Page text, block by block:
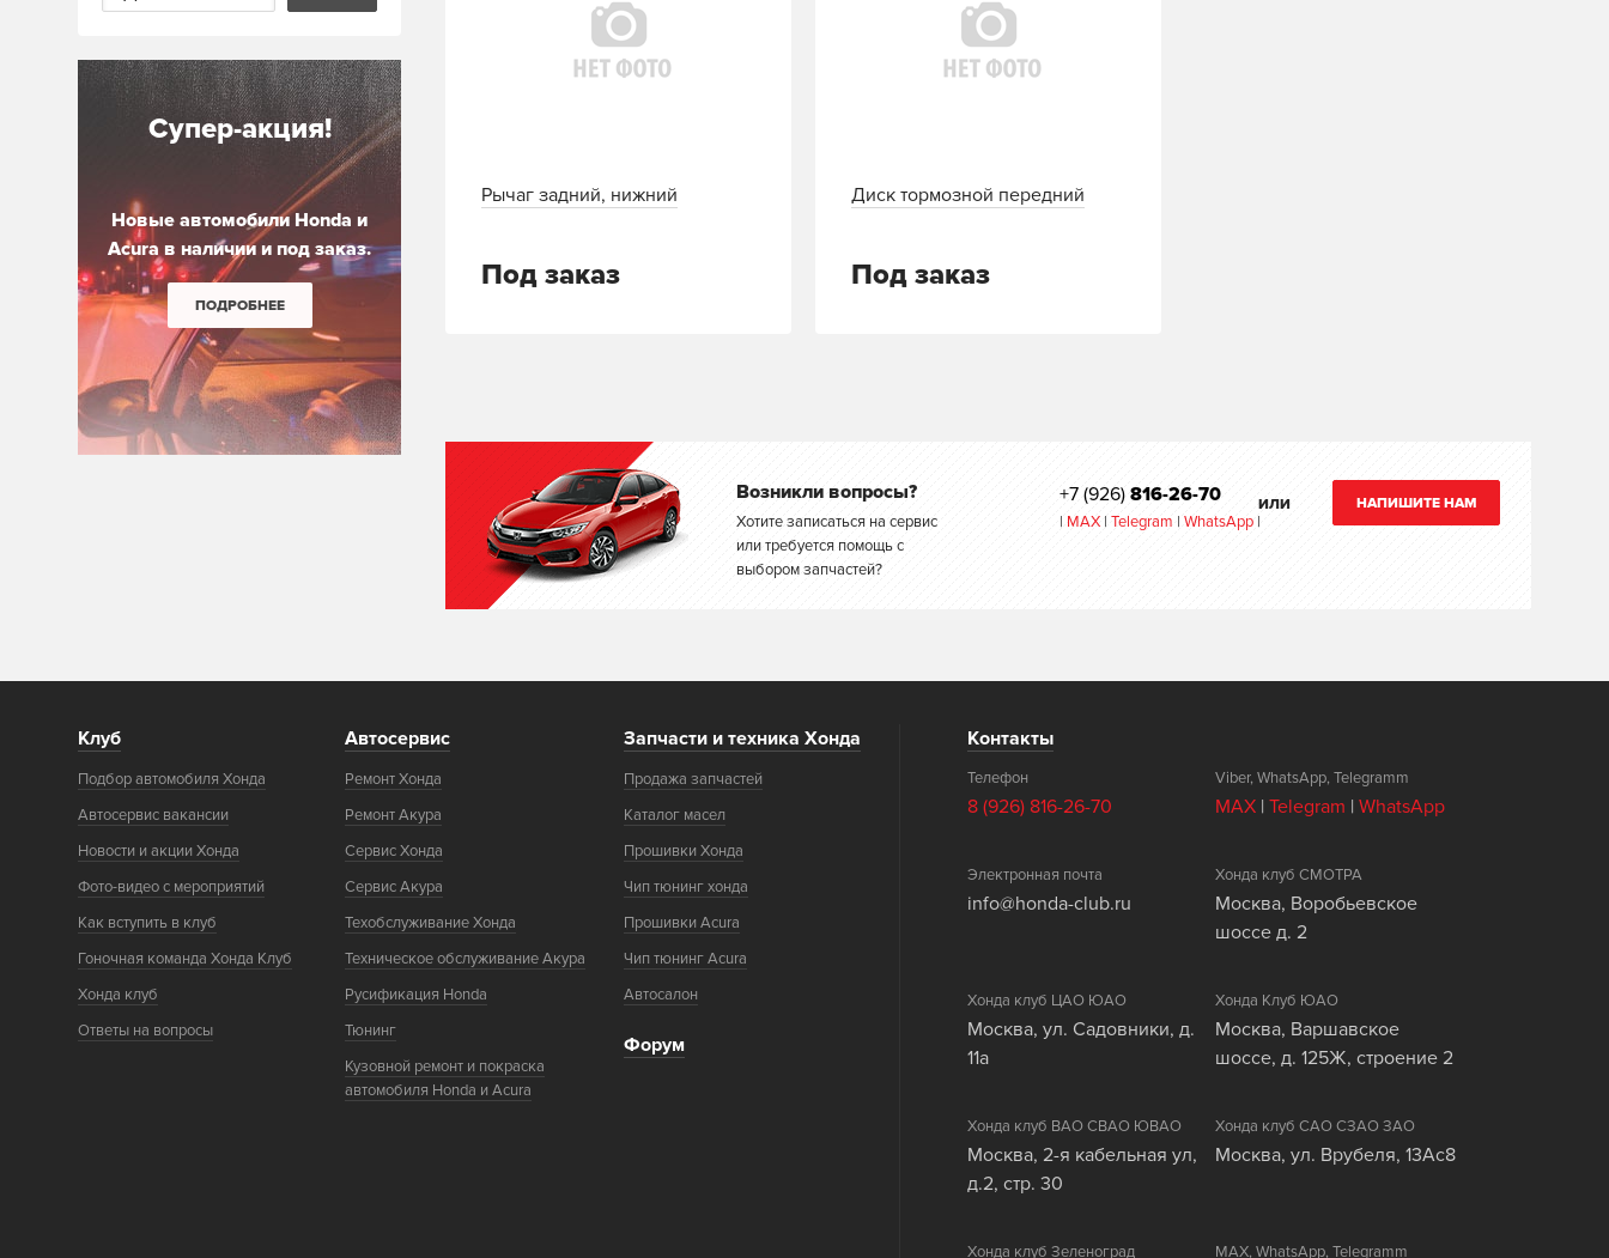
Супер-акция!
Новые автомобили Honda и
Acura в наличии и под заказ.
ПОДРОБНЕЕ
Рычаг задний, нижний
Под заказ
Диск тормозной передний
Под заказ
Возникли вопросы?
Хотите записаться на сервис
или требуется помощь с
выбором запчастей?
+7 (926) 816-26-70
| MAX | Telegram | WhatsApp |
ИЛИ НАПИШИТЕ НАМ
Клуб
Подбор автомобиля Хонда
Автосервис вакансии
Новости и акции Хонда
Фото-видео с мероприятий
Как вступить в клуб
Гоночная команда Хонда Клуб
Хонда клуб
Ответы на вопросы
Автосервис
Ремонт Хонда
Ремонт Акура
Сервис Хонда
Сервис Акура
Техобслуживание Хонда
Техническое обслуживание Акура
Русификация Honda
Тюнинг
Кузовной ремонт и покраска
автомобиля Honda и Acura
Запчасти и техника Хонда
Продажа запчастей
Каталог масел
Прошивки Хонда
Чип тюнинг хонда
Прошивки Acura
Чип тюнинг Acura
Автосалон
Форум
Контакты
Телефон
8 (926) 816-26-70
Viber, WhatsApp, Telegramm
MAX |Telegram |WhatsApp
Электронная почта
info@honda-club.ru
Хонда клуб СМОТРА
Москва, Воробьевское
шоссе д. 2
Хонда клуб ЦАО ЮАО
Москва, ул. Садовники, д.
11а
Хонда Клуб ЮАО
Москва, Варшавское
шоссе, д. 125Ж, строение 2
Хонда клуб ВАО СВАО ЮВАО
Москва, 2-я кабельная ул,
д.2, стр. 30
Хонда клуб САО СЗАО ЗАО
Москва, ул. Врубеля, 13Ас8
Хонда клуб Зеленоград MAX, WhatsApp, Telegramm